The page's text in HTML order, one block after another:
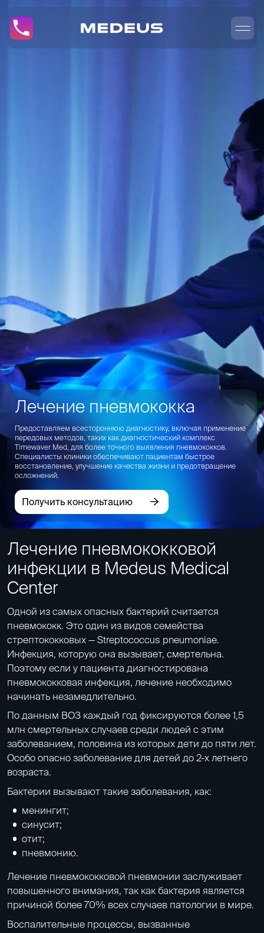
Лечение пневмококка
Предоставляем всестороннюю диагностику, включая применение
передовых методов, таких как диагностический комплекс
Timewaver Med, для более точного выявления пневмококков.
Специалисты клиники обеспечивают пациентам быстрое
восстановление, улучшение качества жизни и предотвращение
осложнений.
Получить консультацию
Лечение пневмококковой
инфекции в Medeus Medical
Center
Одной из самых опасных бактерий считается
пневмококк. Это один из видов семейства
стрептококковых — Streptococcus pneumoniae.
Инфекция, которую она вызывает, смертельна.
Поэтому если у пациента диагностирована
пневмококковая инфекция, лечение необходимо
начинать незамедлительно.
По данным ВОЗ каждый год фиксируются более 1,5
млн смертельных случаев среди людей с этим
заболеванием, половина из которых дети до пяти лет.
Особо опасно заболевание для детей до 2-х летнего
возраста.
Бактерии вызывают такие заболевания, как:
менингит;
синусит;
отит;
пневмонию.
Лечение пневмококковой пневмонии заслуживает
повышенного внимания, так как бактерия является
причиной более 70% всех случаев патологии в мире.
Воспалительные процессы, вызванные